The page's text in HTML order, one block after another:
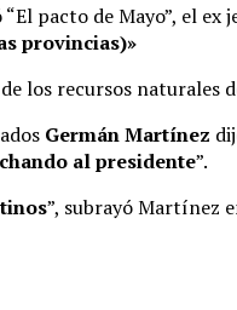
pacto de Mayo”, el ex
provincias)»
los recursos naturales
Germán Martínez
al presidente”.
”, subrayó Martínez